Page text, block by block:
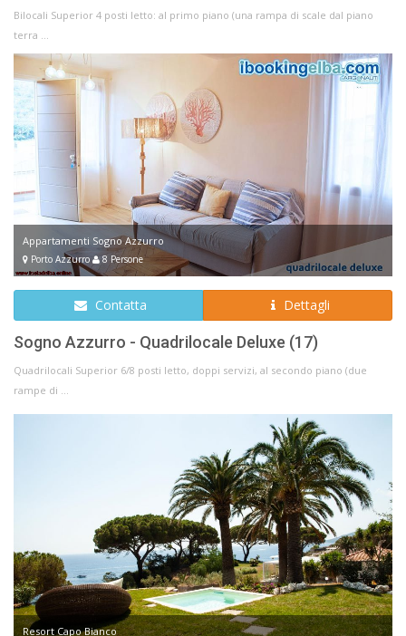
Bilocali Superior 4 posti letto: al primo piano (una rampa di scale dal piano
terra ...
Appartamenti Sogno Azzurro
Porto Azzurro 8 Persone
Contatta Dettagli
Sogno Azzurro - Quadrilocale Deluxe (17)
Quadrilocali Superior 6/8 posti letto, doppi servizi, al secondo piano (due
rampe di ...
Resort Capo Bianco